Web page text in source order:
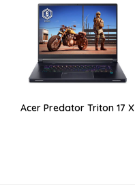
Acer Predator Triton 17 X